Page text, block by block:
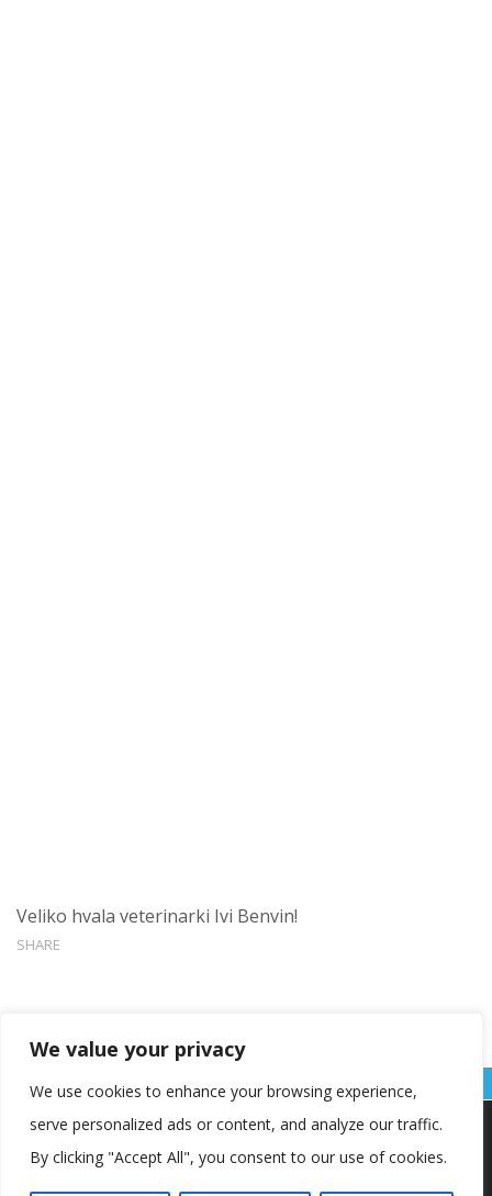
We value your privacy
We use cookies to enhance your browsing experience,
serve personalized ads or content, and analyze our traffic.
By clicking "Accept All", you consent to our use of cookies.
Veliko hvala veterinarki Ivi Benvin!
SHARE
Koristimo kolačiće kako bismo vam pružili najbolje iskustvo na
našoj web stranici.
Informacije o kolačićima koje koristimo ili opcije za